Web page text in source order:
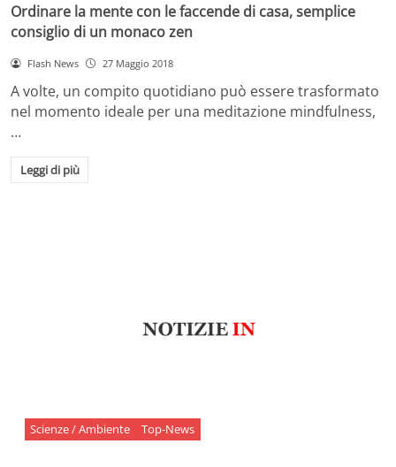
Ordinare la mente con le faccende di casa, semplice
consiglio di un monaco zen
Flash News 27 Maggio 2018
A volte, un compito quotidiano può essere trasformato
nel momento ideale per una meditazione mindfulness,
…
Leggi di più
Scienze / Ambiente Top-News